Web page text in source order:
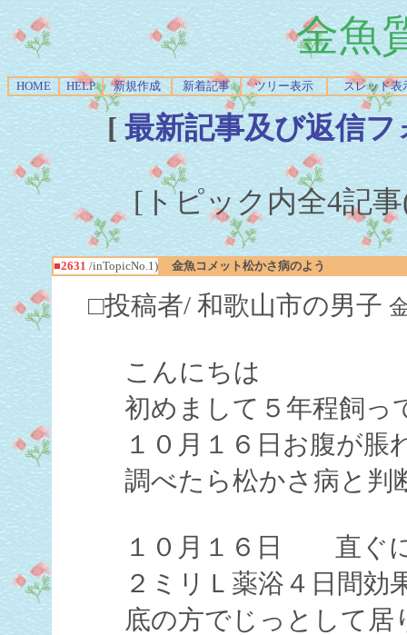
金魚
HOME HELP 新規作成 新着記事 ツリー表示 スレッド表
[ 最新記事及び返信
[トピック内全4記
■2631 /inTopicNo.1) 金魚コメット松かさ病のよう
□投稿者/ 和歌山市の男子
こんにちは
初めまして５年程飼っ
１０月１６日お腹が
調べたら松かさ病と判
１０月１６日 直ぐに
２ミリＬ薬浴４日間
底の方でじっとして居